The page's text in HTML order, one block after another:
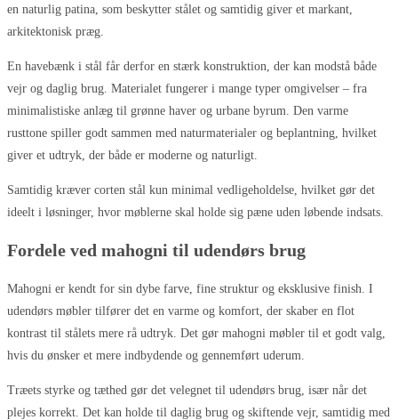
en naturlig patina, som beskytter stålet og samtidig giver et markant,
arkitektonisk præg.
En havebænk i stål får derfor en stærk konstruktion, der kan modstå både
vejr og daglig brug. Materialet fungerer i mange typer omgivelser – fra
minimalistiske anlæg til grønne haver og urbane byrum. Den varme
rusttone spiller godt sammen med naturmaterialer og beplantning, hvilket
giver et udtryk, der både er moderne og naturligt.
Samtidig kræver corten stål kun minimal vedligeholdelse, hvilket gør det
ideelt i løsninger, hvor møblerne skal holde sig pæne uden løbende indsats.
Fordele ved mahogni til udendørs brug
Mahogni er kendt for sin dybe farve, fine struktur og eksklusive finish. I
udendørs møbler tilfører det en varme og komfort, der skaber en flot
kontrast til stålets mere rå udtryk. Det gør mahogni møbler til et godt valg,
hvis du ønsker et mere indbydende og gennemført uderum.
Træets styrke og tæthed gør det velegnet til udendørs brug, især når det
plejes korrekt. Det kan holde til daglig brug og skiftende vejr, samtidig med